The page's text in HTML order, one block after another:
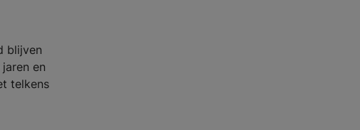
blijven
en
telkens